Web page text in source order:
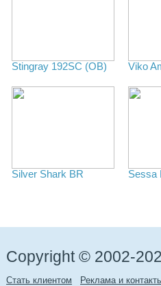
Stingray 192SC (ОВ) Viko
Silver Shark BR Sessa
Copyright © 2002-
Стать клиентом Реклама и